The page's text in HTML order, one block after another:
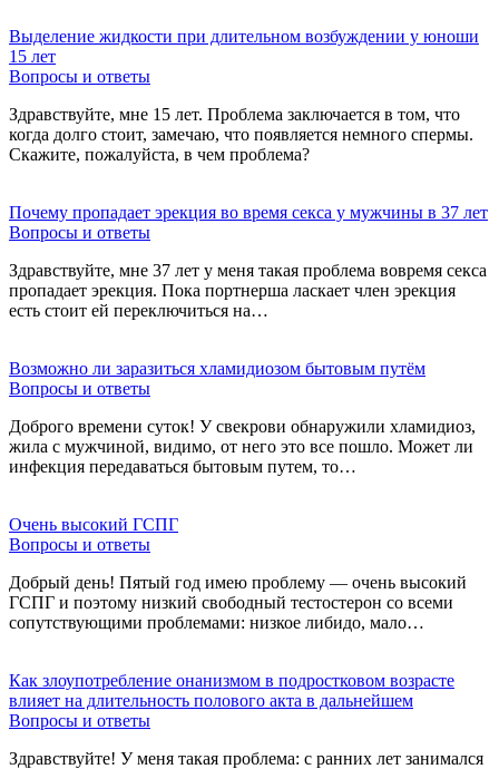
Выделение жидкости при длительном возбуждении у юноши
15 лет
Вопросы и ответы
Здравствуйте, мне 15 лет. Проблема заключается в том, что
когда долго стоит, замечаю, что появляется немного спермы.
Скажите, пожалуйста, в чем проблема?
Почему пропадает эрекция во время секса у мужчины в 37 лет
Вопросы и ответы
Здравствуйте, мне 37 лет у меня такая проблема вовремя секса
пропадает эрекция. Пока портнерша ласкает член эрекция
есть стоит ей переключиться на…
Возможно ли заразиться хламидиозом бытовым путём
Вопросы и ответы
Доброго времени суток! У свекрови обнаружили хламидиоз,
жила с мужчиной, видимо, от него это все пошло. Может ли
инфекция передаваться бытовым путем, то…
Очень высокий ГСПГ
Вопросы и ответы
Добрый день! Пятый год имею проблему — очень высокий
ГСПГ и поэтому низкий свободный тестостерон со всеми
сопутствующими проблемами: низкое либидо, мало…
Как злоупотребление онанизмом в подростковом возрасте
влияет на длительность полового акта в дальнейшем
Вопросы и ответы
Здравствуйте! У меня такая проблема: с ранних лет занимался